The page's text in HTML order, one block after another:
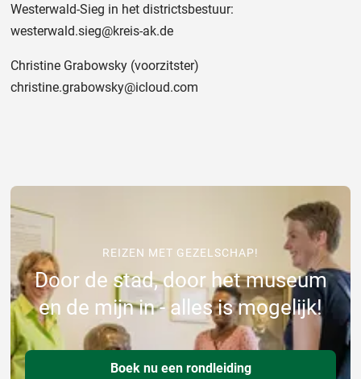
Westerwald-Sieg in het districtsbestuur:
westerwald.sieg@kreis-ak.de
Christine Grabowsky (voorzitster)
christine.grabowsky@icloud.com
REIZEN MET GEZELSCHAP!
Door de stad, door het museum
en de mijn in - alles is mogelijk!
Boek nu een rondleiding